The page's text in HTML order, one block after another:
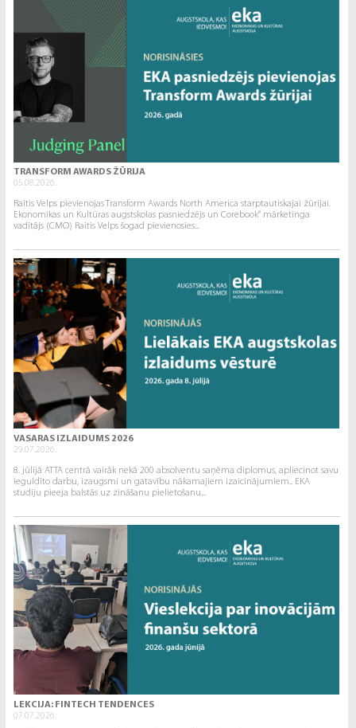
TRANSFORM AWARDS ŽŪRIJA
05.08.2026.
Raitis Velps pievienojas Transform Awards North America starptautiskajai žūrijai.
Ekonomikas un Kultūras augstskolas pasniedzējs un Corebook° mārketinga
vadītājs (CMO) Raitis Velps šogad pievienosies...
VASARAS IZLAIDUMS 2026
29.07.2026.
8. jūlijā ATTA centrā vairāk nekā 200 absolventu saņēma diplomus, apliecinot savu
ieguldīto darbu, izaugsmi un gatavību nākamajiem izaicinājumiem.. EKA
studiju pieeja balstās uz zināšanu pielietošanu...
LEKCIJA: FINTECH TENDENCES
07.07.2026.